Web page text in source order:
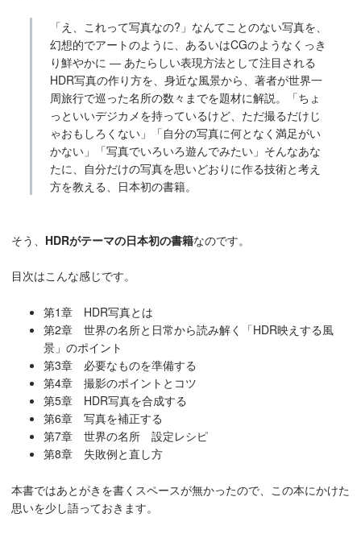
「え、これって写真なの?」なんてことのない写真を、
幻想的でアートのように、あるいはCGのようなくっき
り鮮やかに ― あたらしい表現方法として注目される
HDR写真の作り方を、身近な風景から、著者が世界一
周旅行で巡った名所の数々までを題材に解説。「ちょ
っといいデジカメを持っているけど、ただ撮るだけじ
ゃおもしろくない」「自分の写真に何となく満足がい
かない」「写真でいろいろ遊んでみたい」そんなあな
たに、自分だけの写真を思いどおりに作る技術と考え
方を教える、日本初の書籍。
そう、 HDRがテーマの日本初の書籍なのです。
目次はこんな感じです。
第1章 HDR写真とは
第2章 世界の名所と日常から読み解く「HDR映えする風
景」のポイント
第3章 必要なものを準備する
第4章 撮影のポイントとコツ
第5章 HDR写真を合成する
第6章 写真を補正する
第7章 世界の名所 設定レシピ
第8章 失敗例と直し方
本書ではあとがきを書くスペースが無かったので、この本にかけた
思いを少し語っておきます。